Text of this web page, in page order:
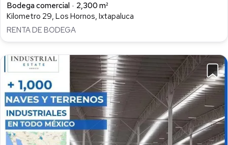
Bodega comercial
2,300 m²
Kilometro 29, Los Hornos, Ixtapaluca
RENTA DE BODEGA